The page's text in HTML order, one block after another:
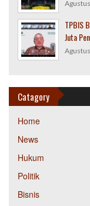
TPBIS
Juta
Catagory
Home
News
Hukum
Politik
Bisnis